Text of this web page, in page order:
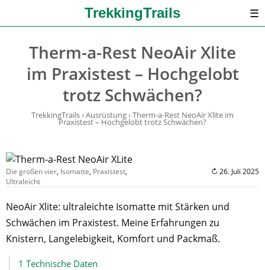
TrekkingTrails ☰
Therm-a-Rest NeoAir Xlite
im Praxistest – Hochgelobt
trotz Schwächen?
TrekkingTrails›Ausrüstung›Therm-a-Rest NeoAir Xlite im
Praxistest – Hochgelobt trotz Schwächen?
Die großen vier, Isomatte, Praxistest,
Ultraleicht
↻ 26. Juli 2025
NeoAir Xlite: ultraleichte Isomatte mit Stärken und
Schwächen im Praxistest. Meine Erfahrungen zu
Knistern, Langelebigkeit, Komfort und Packmaß.
1 Technische Daten